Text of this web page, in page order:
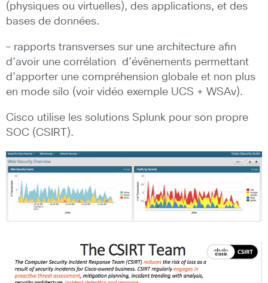
(physiques ou virtuelles), des applications, et des
bases de données.
– rapports transverses sur une architecture afin
d’avoir une corrélation d’évênements permettant
d’apporter une compréhension globale et non plus
en mode silo (voir vidéo exemple UCS + WSAv).
Cisco utilise les solutions Splunk pour son propre
SOC (CSIRT).